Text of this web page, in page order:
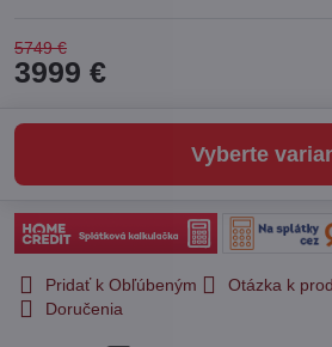
5749 €
3999 €
Vyberte
Pridať k Obľúbeným Otázka k
Doručenia